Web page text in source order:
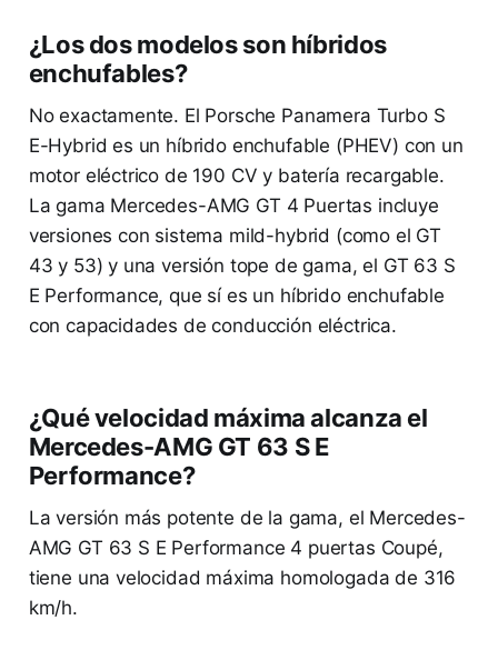
¿Los dos modelos son híbridos
enchufables?
No exactamente. El Porsche Panamera Turbo S
E-Hybrid es un híbrido enchufable (PHEV) con un
motor eléctrico de 190 CV y batería recargable.
La gama Mercedes-AMG GT 4 Puertas incluye
versiones con sistema mild-hybrid (como el GT
43 y 53) y una versión tope de gama, el GT 63 S
E Performance, que sí es un híbrido enchufable
con capacidades de conducción eléctrica.
¿Qué velocidad máxima alcanza el
Mercedes-AMG GT 63 S E
Performance?
La versión más potente de la gama, el Mercedes-
AMG GT 63 S E Performance 4 puertas Coupé,
tiene una velocidad máxima homologada de 316
km/h.